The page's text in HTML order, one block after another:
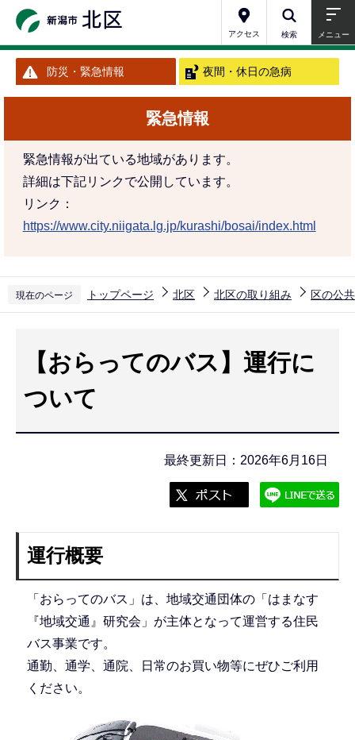
ジ
先
アクセス 検索 メニュー
防災・緊急情報 夜間・休日の急病
緊急情報
緊急情報が出ている地域があります。
詳細は下記リンクで公開しています。
リンク：
https://www.city.niigata.lg.jp/kurashi/bosai/index.html
現在のページ トップページ 北区 北区の取り組み 区の公
【おらってのバス】運行に
ついて
最終更新日：2026年6月16日
運行概要
「おらってのバス」は、地域交通団体の「はまなす
『地域交通』研究会」が主体となって運営する住民
バス事業です。
通勤、通学、通院、日常のお買い物等にぜひご利用
ください。